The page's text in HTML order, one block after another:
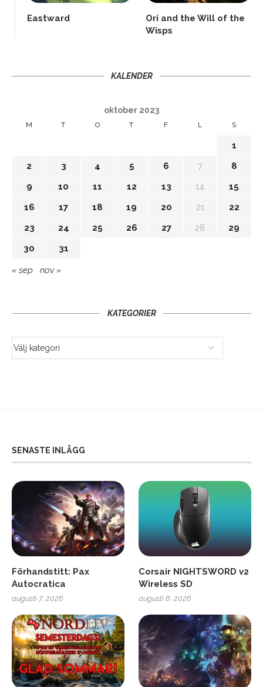
Eastward
Ori and the Will of the
Wisps
KALENDER
oktober 2023
M T O T F L S
1
2
3 4 5 6 7
8
9
10 11 12 13 14
15
16
17 18 19 20 21
22
23
24 25 26 27 28
29
30
31
« sep nov »
KATEGORIER
SENASTE INLÄGG
Förhandstitt: Pax
Autocratica
augusti 7, 2026
Corsair NIGHTSWORD v2
Wireless SD
augusti 6, 2026